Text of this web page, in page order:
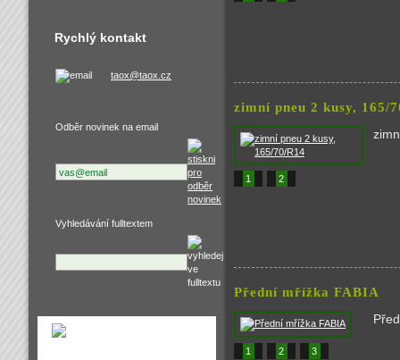
zimní pneu 2 kusy, 165/
1 2
Přední mřížka FABIA
1 2 3
Rychlý kontakt
taox@taox.cz
Odběr novinek na email
Vyhledávání fulltextem